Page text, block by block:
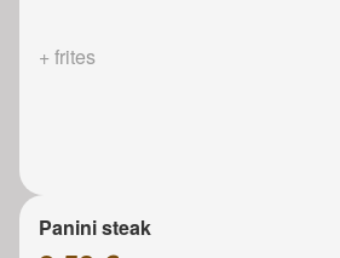
+ frites
Panini steak